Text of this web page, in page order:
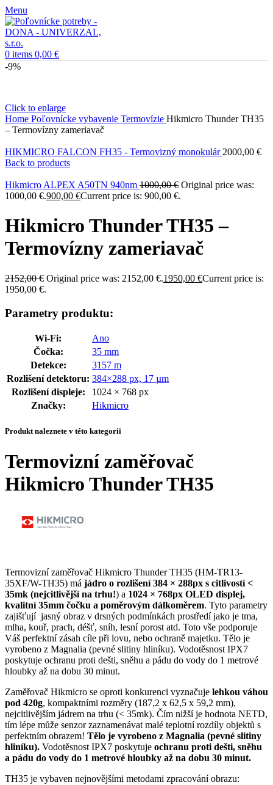
Menu
0 items 0,00 €
-9%
Click to enlarge
Home Poľovnícke vybavenie Termovízie Hikmicro Thunder TH35
– Termovízny zameriavač
HIKMICRO FALCON FH35 - Termovizný monokulár 2000,00 €
Back to products
Hikmicro ALPEX A50TN 940nm 1000,00€ Original price was:
1000,00 €.900,00 €Current price is: 900,00 €.
Hikmicro Thunder TH35 –
Termovízny zameriavač
2152,00€ Original price was: 2152,00 €.1950,00 €Current price is:
1950,00 €.
Parametry produktu:
Wi-Fi:
Ano
Čočka:
35 mm
Detekce:
3157 m
Rozlišení detektoru: 384×288 px, 17 µm
Rozlišení displeje:
1024 × 768 px
Značky: Hikmicro
Produkt naleznete v této kategorii
Termovizní zaměřovač
Hikmicro Thunder TH35
Termovizní zaměřovač Hikmicro Thunder TH35 (HM-TR13-
35XF/W-TH35) má jádro o rozlišení 384 × 288px s citlivostí <
35mk (nejcitlivější na trhu!) a 1024 × 768px OLED displej,
kvalitní 35mm čočku a poměrovým dálkoměrem. Tyto parametry
zajišťují jasný obraz v drsných podmínkách prostředí jako je tma,
mlha, kouř, prach, déšť, sníh, lesní porost atd. Toto vše podporuje
Váš perfektní zásah cíle při lovu, nebo ochraně majetku. Tělo je
vyrobeno z Magnalia (pevné slitiny hliníku). Vodotěsnost IPX7
poskytuje ochranu proti dešti, sněhu a pádu do vody do 1 metrové
hloubky až na dobu 30 minut.
Zaměřovač Hikmicro se oproti konkurenci vyznačuje lehkou váhou
pod 420g, kompaktními rozměry (187,2 x 62,5 x 59,2 mm),
nejcitlivějším jádrem na trhu (< 35mk). Čím nižší je hodnota NETD,
tím lépe může senzor zaznamenávat malé teplotní rozdíly objektů s
perfektním obrazem! Tělo je vyrobeno z Magnalia (pevné slitiny
hliníku). Vodotěsnost IPX7 poskytuje ochranu proti dešti, sněhu
a pádu do vody do 1 metrové hloubky až na dobu 30 minut.
TH35 je vybaven nejnovějšími metodami zpracování obrazu: